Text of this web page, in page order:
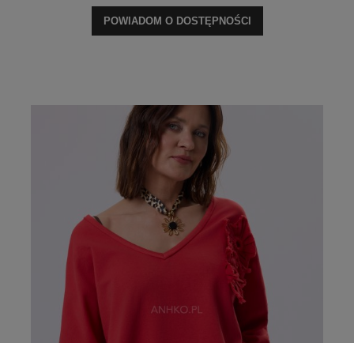
POWIADOM O DOSTĘPNOŚCI